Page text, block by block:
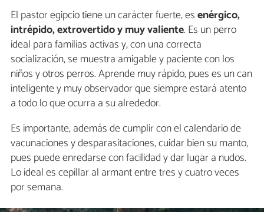
El pastor egipcio tiene un carácter fuerte, esenérgico,
intrépido, extrovertido y muy valiente. Es un perro
ideal para familias activas y, con una correcta
socialización, se muestra amigable y paciente con los
niños y otros perros. Aprende muy rápido, pues es un can
inteligente y muy observador que siempre estará atento
a todo lo que ocurra a su alrededor.
Es importante, además de cumplir con el calendario de
vacunaciones y desparasitaciones, cuidar bien su manto,
pues puede enredarse con facilidad y dar lugar a nudos.
Lo ideal es cepillar al armant entre tres y cuatro veces
por semana.